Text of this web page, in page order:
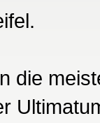
die